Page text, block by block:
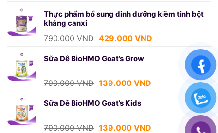
là:
tại
Thực phẩm bổ sung dinh dưỡng kiềm tinh bột
kháng canxi
790.000VND Giá
là:
429.000 VNDGiá
429.000 VND.
Sữa Dê BioHMO Goat’s Grow
790.000VND Giá
là:
139.000 VNDGiá
139.000 VND.
Sữa Dê BioHMO Goat’s Kids
790.000VND Giá
139.000 VNDGiá